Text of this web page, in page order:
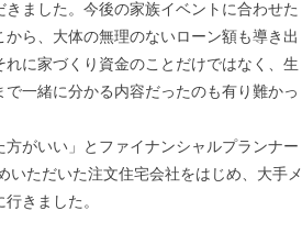
ました。今後の家族イベントに合わせた
ら、大体の無理のないローン額も導き出
に家づくり資金のことだけではなく、生
一緒に分かる内容だったのも有り難かっ
がいい」とファイナンシャルプランナー
いただいた注文住宅会社をはじめ、大手メ
きました。